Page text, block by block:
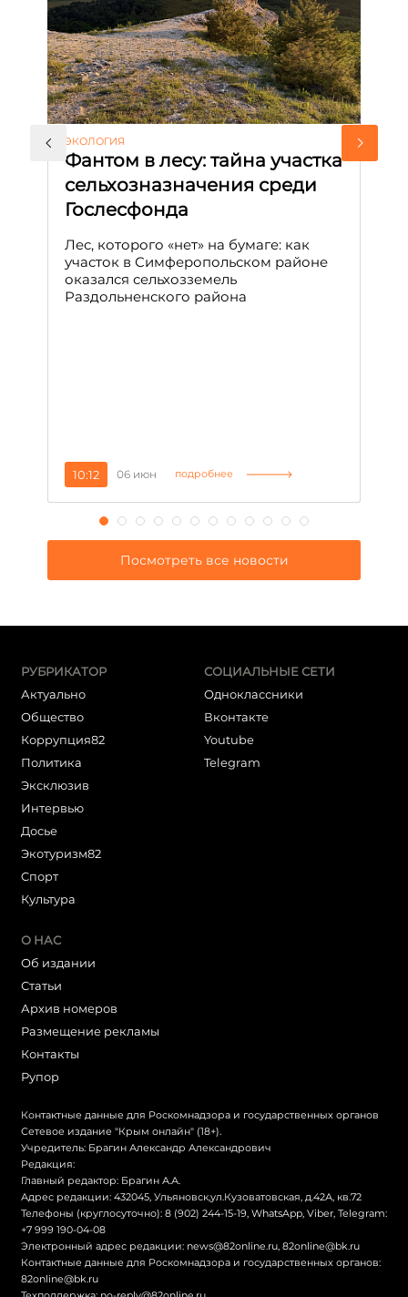
ЭКОЛОГИЯ
Фантом в лесу: тайна участка
сельхозназначения среди
Гослесфонда
Лес, которого «нет» на бумаге: как
участок в Симферопольском районе
оказался сельхозземель
Раздольненского района
10:12 06 июн подробнее
Посмотреть все новости
РУБРИКАТОР
Актуально
Общество
Коррупция82
Политика
Эксклюзив
Интервью
Досье
Экотуризм82
Cпорт
Культура
СОЦИАЛЬНЫЕ СЕТИ
Одноклассники
Вконтакте
Youtube
Telegram
О НАС
Об издании
Статьи
Архив номеров
Размещение рекламы
Контакты
Рупор
Контактные данные для Роскомнадзора и государственных органов
Сетевое издание "Крым онлайн" (18+).
Учредитель: Брагин Александр Александрович
Редакция:
Главный редактор: Брагин А.А.
Адрес редакции: 432045, Ульяновск,ул.Кузоватовская, д.42А, кв.72
Телефоны (круглосуточно): 8 (902) 244-15-19, WhatsApp, Viber, Telegram:
+7 999 190-04-08
Электронный адрес редакции: news@82online.ru 82online@bk.ru
Контактные данные для Роскомнадзора и государственных органов:
82online@bk.ru